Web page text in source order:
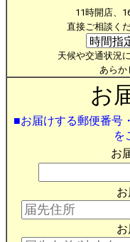
11時開店、
直接ご相談く
天候や交通状況
あらか
お
■お届けする郵便番号
を
お